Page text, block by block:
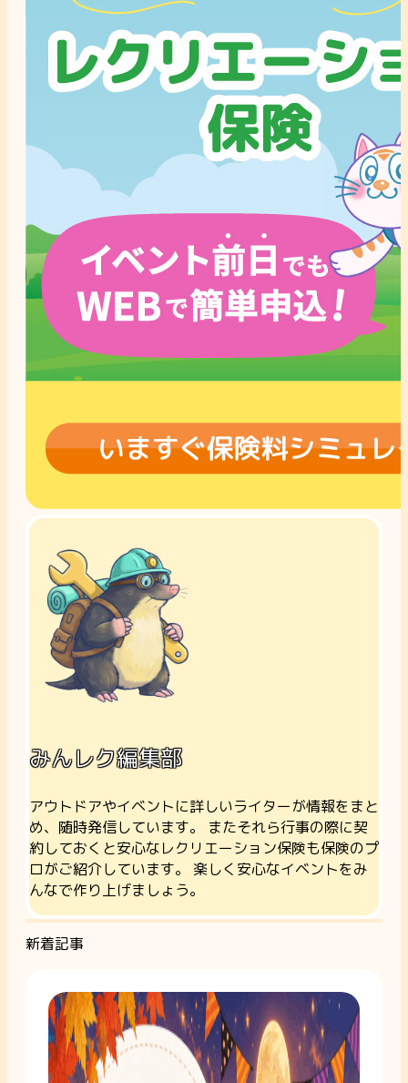
みんレク編集部
アウトドアやイベントに詳しいライターが情報をまと
め、随時発信しています。 またそれら行事の際に契
約しておくと安心なレクリエーション保険も保険のプ
ロがご紹介しています。 楽しく安心なイベントをみ
んなで作り上げましょう。
新着記事